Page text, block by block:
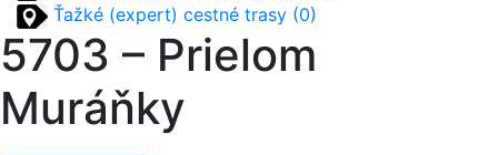
Ťažké (expert) cestné trasy (0)
5703 – Prielom
Muráňky